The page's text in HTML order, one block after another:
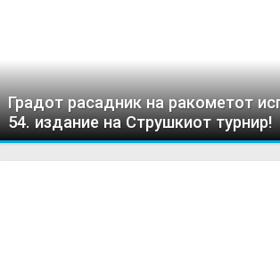
Градот расадник на ракометот
54. издание на Струшкиот турнир!